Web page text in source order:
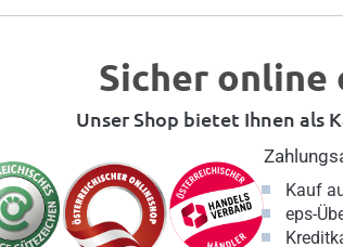
Sicher online
Unser Shop bietet Ihnen als
Kauf
eps-